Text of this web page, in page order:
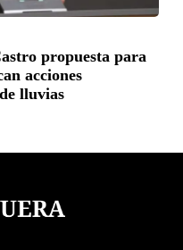
propuesta para
acciones
lluvias